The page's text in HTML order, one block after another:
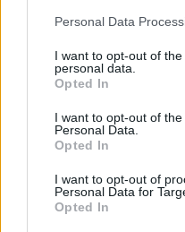
Personal Data
I want to opt-out of
personal data.
Opted In
I want to opt-out of
Personal Data.
Opted In
I want to opt-out of
Personal Data for
Opted In
Laistyti ar ne: kaip
prižiūrėti pomidorus per